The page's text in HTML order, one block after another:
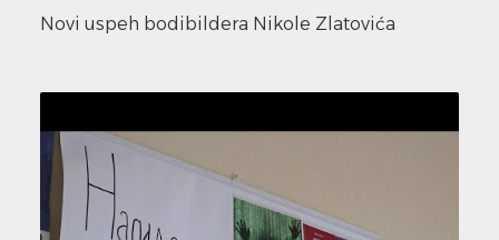
Novi uspeh bodibildera Nikole Zlatovića